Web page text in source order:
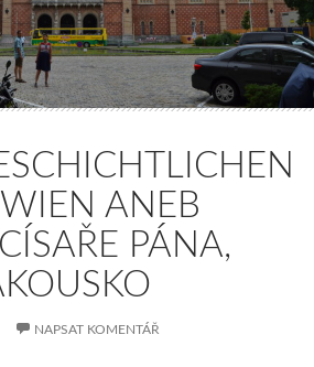
ANEB
PÁNA,
NAPSAT KOMENTÁŘ